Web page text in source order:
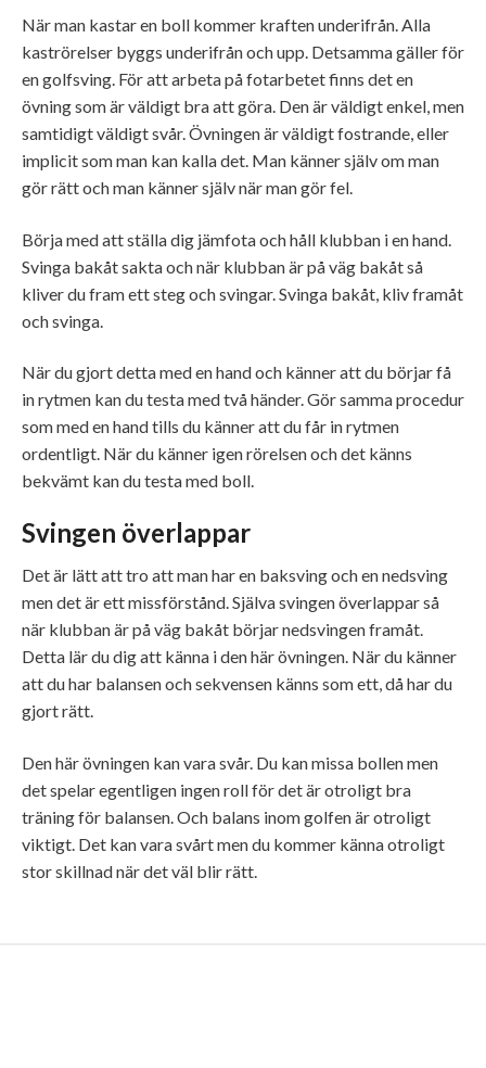
När man kastar en boll kommer kraften underifrån. Alla
kaströrelser byggs underifrån och upp. Detsamma gäller för
en golfsving. För att arbeta på fotarbetet finns det en
övning som är väldigt bra att göra. Den är väldigt enkel, men
samtidigt väldigt svår. Övningen är väldigt fostrande, eller
implicit som man kan kalla det. Man känner själv om man
gör rätt och man känner själv när man gör fel.
Börja med att ställa dig jämfota och håll klubban i en hand.
Svinga bakåt sakta och när klubban är på väg bakåt så
kliver du fram ett steg och svingar. Svinga bakåt, kliv framåt
och svinga.
När du gjort detta med en hand och känner att du börjar få
in rytmen kan du testa med två händer. Gör samma procedur
som med en hand tills du känner att du får in rytmen
ordentligt. När du känner igen rörelsen och det känns
bekvämt kan du testa med boll.
Svingen överlappar
Det är lätt att tro att man har en baksving och en nedsving
men det är ett missförstånd. Själva svingen överlappar så
när klubban är på väg bakåt börjar nedsvingen framåt.
Detta lär du dig att känna i den här övningen. När du känner
att du har balansen och sekvensen känns som ett, då har du
gjort rätt.
Den här övningen kan vara svår. Du kan missa bollen men
det spelar egentligen ingen roll för det är otroligt bra
träning för balansen. Och balans inom golfen är otroligt
viktigt. Det kan vara svårt men du kommer känna otroligt
stor skillnad när det väl blir rätt.